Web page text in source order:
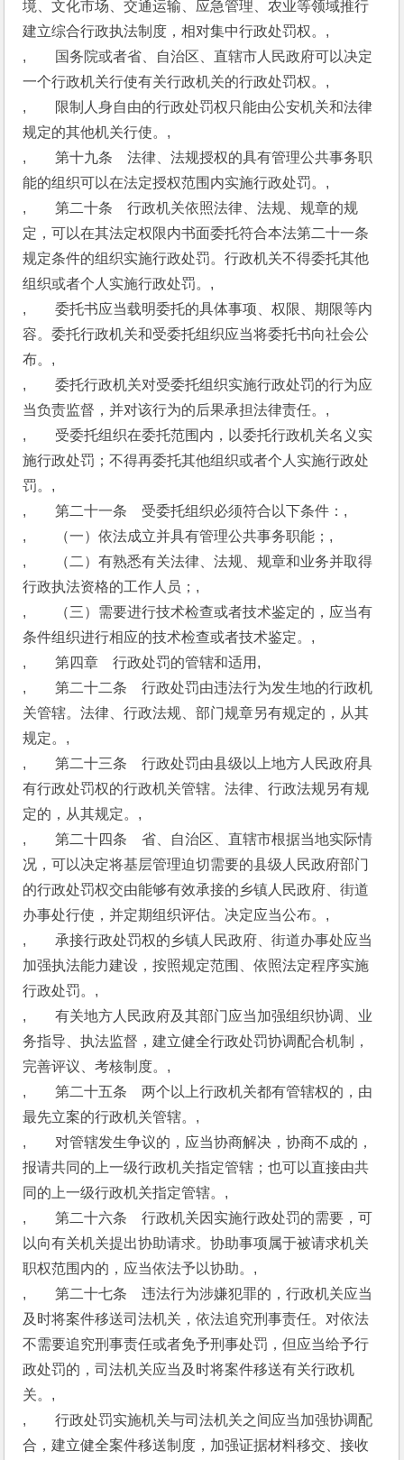
境、文化市场、交通运输、应急管理、农业等领域推行
建立综合行政执法制度，相对集中行政处罚权。,
,　　国务院或者省、自治区、直辖市人民政府可以决定
一个行政机关行使有关行政机关的行政处罚权。,
,　　限制人身自由的行政处罚权只能由公安机关和法律
规定的其他机关行使。,
,　　第十九条　法律、法规授权的具有管理公共事务职
能的组织可以在法定授权范围内实施行政处罚。,
,　　第二十条　行政机关依照法律、法规、规章的规
定，可以在其法定权限内书面委托符合本法第二十一条
规定条件的组织实施行政处罚。行政机关不得委托其他
组织或者个人实施行政处罚。,
,　　委托书应当载明委托的具体事项、权限、期限等内
容。委托行政机关和受委托组织应当将委托书向社会公
布。,
,　　委托行政机关对受委托组织实施行政处罚的行为应
当负责监督，并对该行为的后果承担法律责任。,
,　　受委托组织在委托范围内，以委托行政机关名义实
施行政处罚；不得再委托其他组织或者个人实施行政处
罚。,
,　　第二十一条　受委托组织必须符合以下条件：,
,　　（一）依法成立并具有管理公共事务职能；,
,　　（二）有熟悉有关法律、法规、规章和业务并取得
行政执法资格的工作人员；,
,　　（三）需要进行技术检查或者技术鉴定的，应当有
条件组织进行相应的技术检查或者技术鉴定。,
,　　第四章　行政处罚的管辖和适用,
,　　第二十二条　行政处罚由违法行为发生地的行政机
关管辖。法律、行政法规、部门规章另有规定的，从其
规定。,
,　　第二十三条　行政处罚由县级以上地方人民政府具
有行政处罚权的行政机关管辖。法律、行政法规另有规
定的，从其规定。,
,　　第二十四条　省、自治区、直辖市根据当地实际情
况，可以决定将基层管理迫切需要的县级人民政府部门
的行政处罚权交由能够有效承接的乡镇人民政府、街道
办事处行使，并定期组织评估。决定应当公布。,
,　　承接行政处罚权的乡镇人民政府、街道办事处应当
加强执法能力建设，按照规定范围、依照法定程序实施
行政处罚。,
,　　有关地方人民政府及其部门应当加强组织协调、业
务指导、执法监督，建立健全行政处罚协调配合机制，
完善评议、考核制度。,
,　　第二十五条　两个以上行政机关都有管辖权的，由
最先立案的行政机关管辖。,
,　　对管辖发生争议的，应当协商解决，协商不成的，
报请共同的上一级行政机关指定管辖；也可以直接由共
同的上一级行政机关指定管辖。,
,　　第二十六条　行政机关因实施行政处罚的需要，可
以向有关机关提出协助请求。协助事项属于被请求机关
职权范围内的，应当依法予以协助。,
,　　第二十七条　违法行为涉嫌犯罪的，行政机关应当
及时将案件移送司法机关，依法追究刑事责任。对依法
不需要追究刑事责任或者免予刑事处罚，但应当给予行
政处罚的，司法机关应当及时将案件移送有关行政机
关。,
,　　行政处罚实施机关与司法机关之间应当加强协调配
合，建立健全案件移送制度，加强证据材料移交、接收